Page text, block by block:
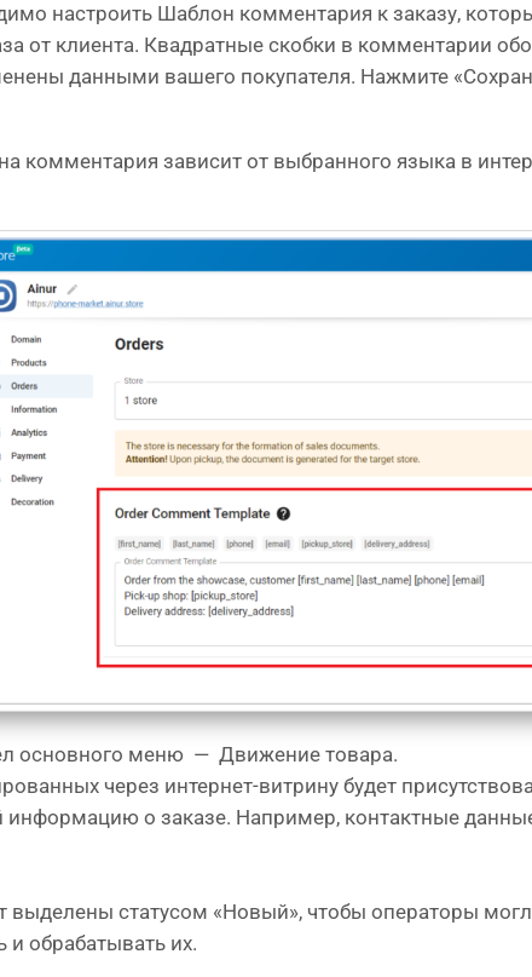
настроить Шаблон комментария к заказу,
от клиента. Квадратные скобки в комментарии
данными вашего покупателя. Нажмите
комментария зависит от выбранного языка в
основного меню — Движение товара.
через интернет-витрину будет
о заказе. Например, контактные
выделены статусом «Новый», чтобы операторы
и обрабатывать их.